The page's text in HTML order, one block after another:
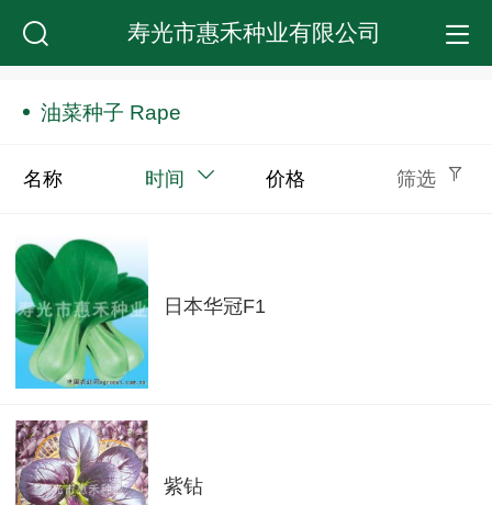
寿光市惠禾种业有限公司
油菜种子 Rape
名称 时间 价格 筛选
日本华冠F1
紫钻